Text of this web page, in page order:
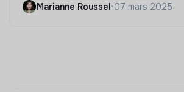
Marianne Roussel•07 mars 2025